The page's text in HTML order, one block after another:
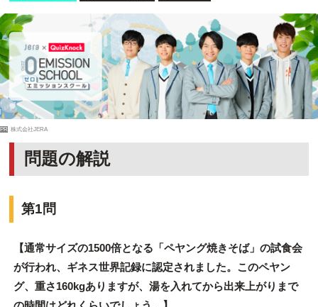
PR 株式会社JERA
問題の解説
第1問
【通常サイズの1500倍となる「ペヤング焼きそば」の試食会
が行われ、ギネス世界記録に認定されました。このペヤン
グ、重さ160kgありますが、湯を入れてから出来上がりまで